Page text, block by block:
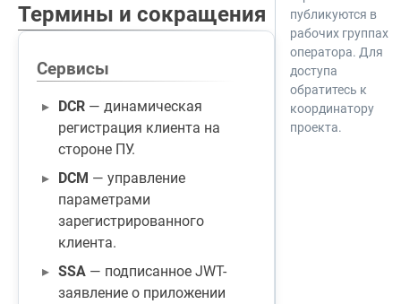
Термины и сокращения
Сервисы
DCR — динамическая
регистрация клиента на
стороне ПУ.
DCM — управление
параметрами
зарегистрированного
клиента.
SSA — подписанное JWT-
заявление о приложении
публикуются в
рабочих группах
оператора. Для
доступа
обратитесь к
координатору
проекта.